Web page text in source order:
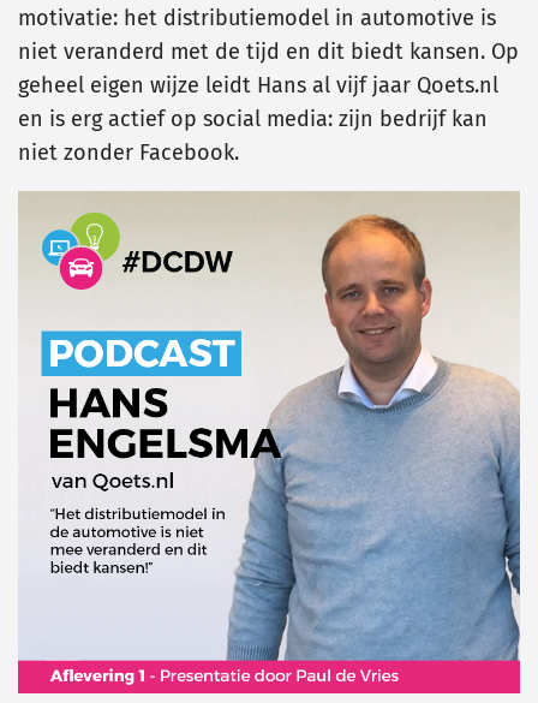
motivatie: het distributiemodel in automotive is
niet veranderd met de tijd en dit biedt kansen. Op
geheel eigen wijze leidt Hans al vijf jaar Qoets.nl
en is erg actief op social media: zijn bedrijf kan
niet zonder Facebook.